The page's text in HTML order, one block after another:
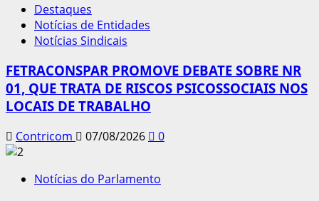
Destaques
Notícias de Entidades
Notícias Sindicais
FETRACONSPAR PROMOVE DEBATE SOBRE NR
01, QUE TRATA DE RISCOS PSICOSSOCIAIS NOS
LOCAIS DE TRABALHO
Contricom 07/08/2026 0
Notícias do Parlamento